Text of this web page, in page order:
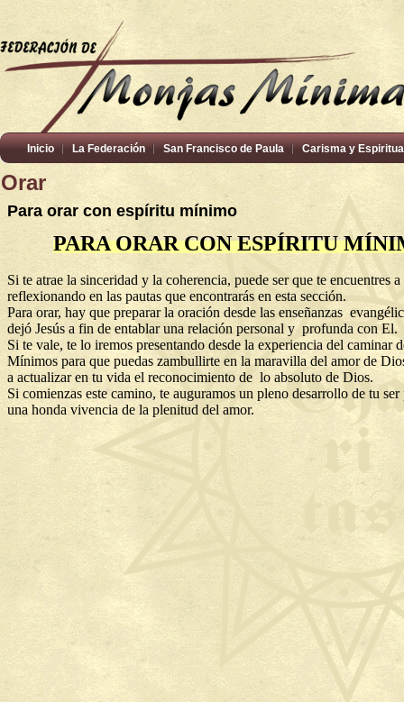
Inicio La Federación San Francisco de Paula Carisma y
Orar
Para orar con espíritu mínimo
PARA ORAR CON ESPÍRITU
Si te atrae la sinceridad y la coherencia, puede ser que te encuentres a
reflexionando en las pautas que encontrarás en esta sección.
Para orar, hay que preparar la oración desde las enseñanzas
dejó Jesús a fin de entablar una relación personal y profunda con El.
Si te vale, te lo iremos presentando desde la experiencia del caminar
Mínimos para que puedas zambullirte en la maravilla del amor de
a actualizar en tu vida el reconocimiento de lo absoluto de Dios.
Si comienzas este camino, te auguramos un pleno desarrollo de tu ser
una honda vivencia de la plenitud del amor.